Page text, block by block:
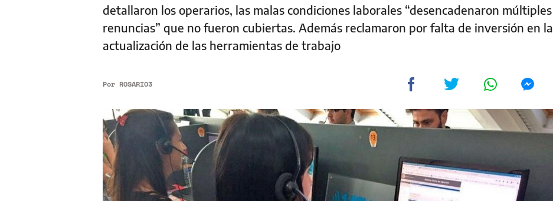
detallaron los operarios, las malas condiciones laborales “desencadenaron múltiples
renuncias” que no fueron cubiertas. Además reclamaron por falta de inversión en la
actualización de las herramientas de trabajo
Por ROSARIO3